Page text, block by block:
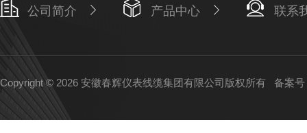
公司简介 产品中心 联系
Copyright © 2026 安徽春辉仪表线缆集团有限公司版权所有 备案号